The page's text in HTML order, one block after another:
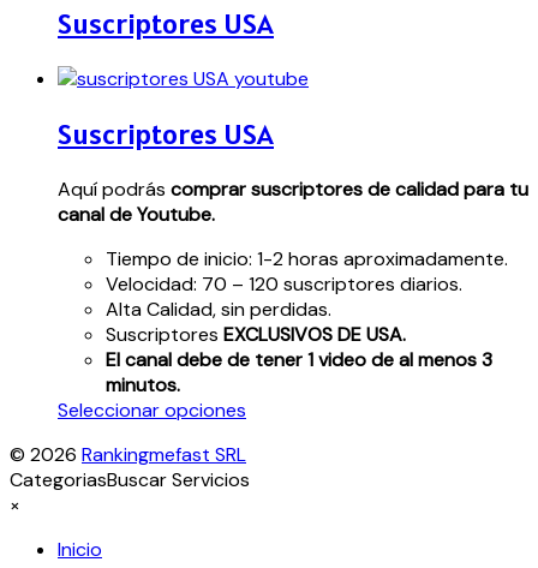
Suscriptores USA
Suscriptores USA
Aquí podrás comprar suscriptores de calidad para tu
canal de Youtube.
Tiempo de inicio: 1-2 horas aproximadamente.
Velocidad: 70 – 120 suscriptores diarios.
Alta Calidad, sin perdidas.
Suscriptores EXCLUSIVOS DE USA.
El canal debe de tener 1 video de al menos 3
minutos.
Seleccionar opciones
tiene
múltiples
© 2026 Rankingmefast SRL
CategoriasBuscar Servicios
×
Inicio